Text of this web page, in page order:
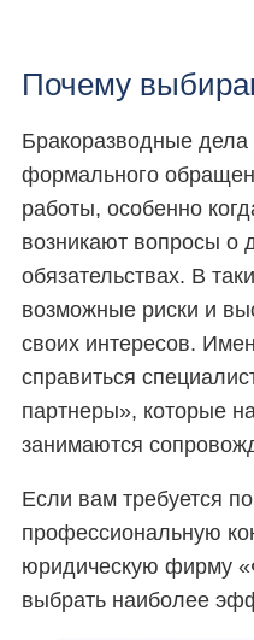
Почему
Бракоразводные дела
формального
работы, особенно
возникают вопросы о
обязательствах. В
возможные риски и
своих интересов.
справиться
партнеры», которые
занимаются
Если вам требуется
профессиональную
юридическую фирму
выбрать наиболее